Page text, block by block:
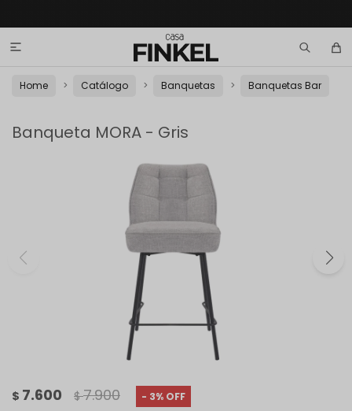

Home Catálogo Banquetas Banquetas Bar
Banqueta MORA - Gris
$ 7.600 $ 7.900 3